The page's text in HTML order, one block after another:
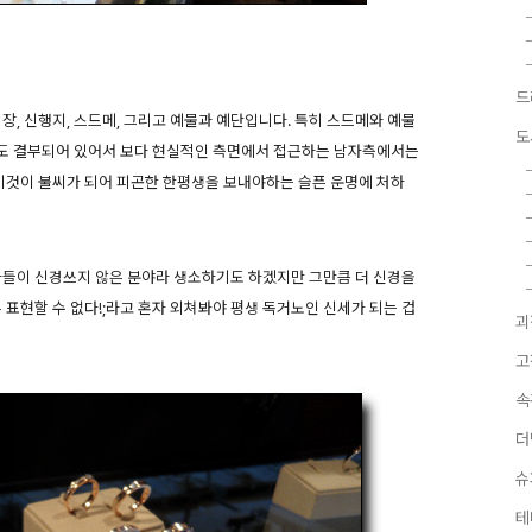
, 신행지, 스드메, 그리고 예물과 예단입니다. 특히 스드메와 예물
결부되어 있어서 보다 현실적인 측면에서 접근하는 남자측에서는
이 불씨가 되어 피곤한 한평생을 보내야하는 슬픈 운명에 처하
이 신경쓰지 않은 분야라 생소하기도 하겠지만 그만큼 더 신경을
현할 수 없다!;라고 혼자 외쳐봐야 평생 독거노인 신세가 되는 겁